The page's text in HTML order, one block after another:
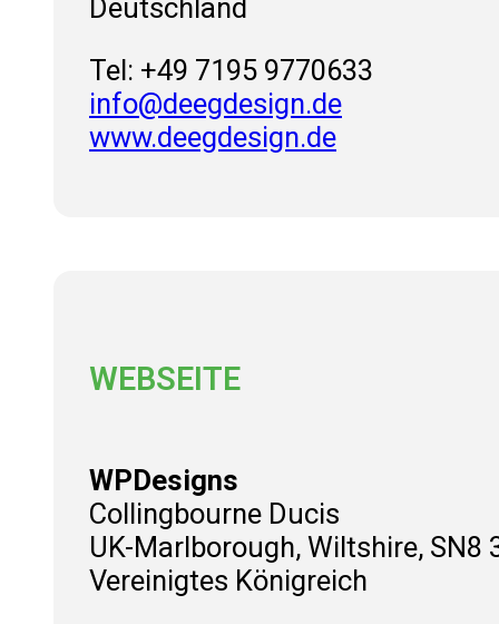
Deutschland
Tel: +49 7195 9770633
info@deegdesign.de
www.deegdesign.de
WEBSEITE
WPDesigns
Collingbourne Ducis
UK-Marlborough, Wiltshire, SN8
Vereinigtes Königreich